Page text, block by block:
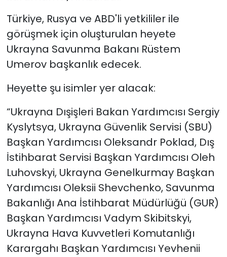
Türkiye, Rusya ve ABD'li yetkililer ile
görüşmek için oluşturulan heyete
Ukrayna Savunma Bakanı Rüstem
Umerov başkanlık edecek.
Heyette şu isimler yer alacak:
“Ukrayna Dışişleri Bakan Yardımcısı Sergiy
Kyslytsya, Ukrayna Güvenlik Servisi (SBU)
Başkan Yardımcısı Oleksandr Poklad, Dış
İstihbarat Servisi Başkan Yardımcısı Oleh
Luhovskyi, Ukrayna Genelkurmay Başkan
Yardımcısı Oleksii Shevchenko, Savunma
Bakanlığı Ana İstihbarat Müdürlüğü (GUR)
Başkan Yardımcısı Vadym Skibitskyi,
Ukrayna Hava Kuvvetleri Komutanlığı
Karargahı Başkan Yardımcısı Yevhenii